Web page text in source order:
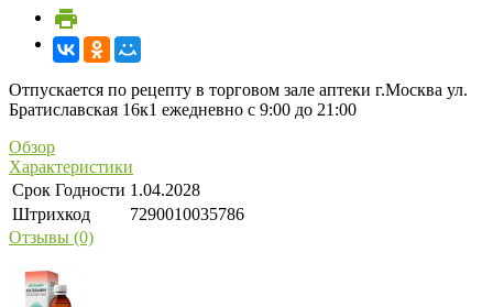
Отпускается по рецепту в торговом зале аптеки г.Москва ул.
Братиславская 16к1 ежедневно с 9:00 до 21:00
Обзор
Характеристики
Срок Годности 1.04.2028
Штрихкод
7290010035786
Отзывы (0)